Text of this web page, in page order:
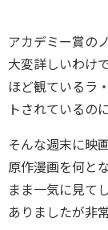
アカデミー賞の
大変詳しいわけ
ほど観ているラ
トされているの
そんな週末に映
原作漫画を何と
まま一気に見て
ありましたが非